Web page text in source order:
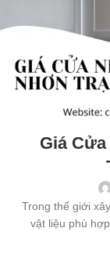
Giá
Trong thế giới
vật liệu phù